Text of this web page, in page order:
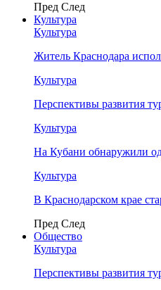
Пред След
Культура
Культура
Житель Краснодара
Культура
Перспективы развития
Культура
На Кубани обнаружили
Культура
В Краснодарском крае
Пред След
Общество
Культура
Перспективы развития